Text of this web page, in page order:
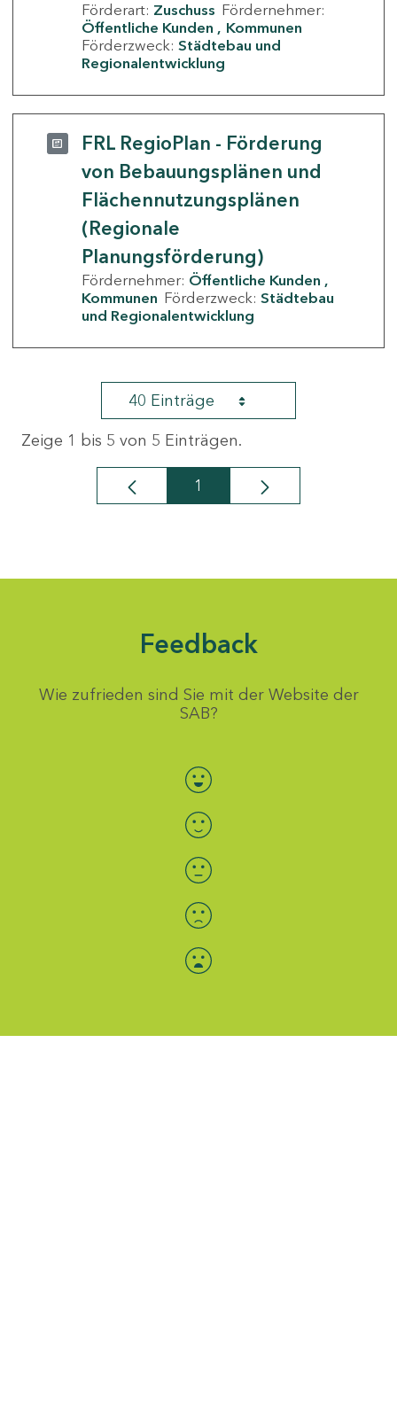
Förderart: Zuschuss Fördernehmer:
Öffentliche Kunden
Kommunen
Förderzweck: Städtebau und
Regionalentwicklung
FRL RegioPlan - Förderung
von Bebauungsplänen und
Flächennutzungsplänen
(Regionale
Planungsförderung)
Fördernehmer: Öffentliche Kunden
Kommunen Förderzweck: Städtebau
und Regionalentwicklung
40 Einträge
Zeige 1 bis 5 von 5 Einträgen.
Seite
1
Feedback
Wie zufrieden sind Sie mit der Website der
SAB?
Bewertung auswählen